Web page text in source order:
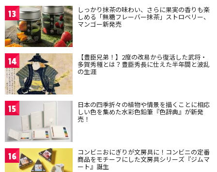
13 しっかり抹茶の味わい、さらに果実の香りも楽
しめる「無糖フレーバー抹茶」ストロベリー、
マンゴー新発売
14 【豊臣兄弟！】2度の改易から復活した武将・
多賀秀種とは？豊臣秀長に仕えた半年間と波乱
の生涯
15 日本の四季折々の植物や情景を描くことに相応
しい色を集めた水彩色鉛筆『色辞典』が新発
売！
16 コンビニおにぎりが文房具に！コンビニの定番
商品をモチーフにした文房具シリーズ『ジムマ
ート』誕生